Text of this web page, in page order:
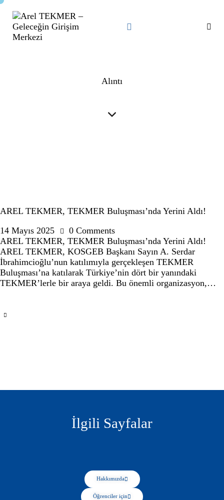
Alıntı
AREL TEKMER, TEKMER Buluşması’nda Yerini Aldı!
14 Mayıs 2025
0 Comments
AREL TEKMER, TEKMER Buluşması’nda Yerini Aldı!
AREL TEKMER, KOSGEB Başkanı Sayın A. Serdar
İbrahimcioğlu’nun katılımıyla gerçekleşen TEKMER
Buluşması’na katılarak Türkiye’nin dört bir yanındaki
TEKMER’lerle bir araya geldi. Bu önemli organizasyon,…
İlgili Sayfalar
Hakkımızda
Öğrenciler için